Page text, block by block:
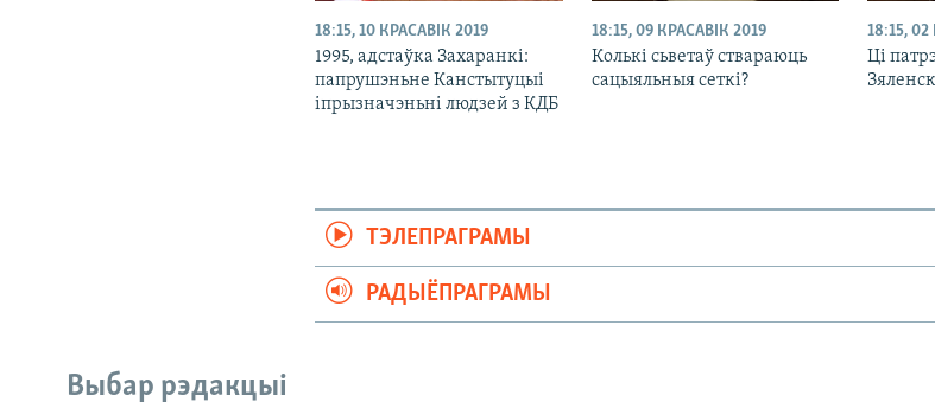
18:15, 10 КРАСАВІК 2019
1995, адстаўка Захаранкі:
папрушэньне Канстытуцыі
іпрызначэньні людзей з КДБ
18:15, 09 КРАСАВІК 2019
Колькі сьветаў ствараюць
сацыяльныя сеткі?
18:15,
Ці
ТЭЛЕПРАГРАМЫ
РАДЫЁПРАГРАМЫ
Выбар рэдакцыі